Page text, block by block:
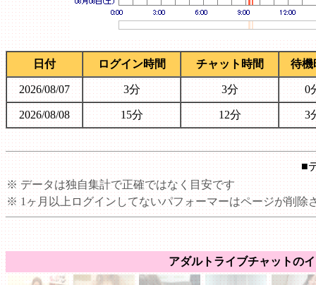
日付 ログイン時間 チャット時間 待機
2026/08/07 3分 3分 0
2026/08/08 15分 12分 3
■
※ データは独自集計で正確ではなく目安です
※ 1ヶ月以上ログインしてないパフォーマーはページが削除
アダルトライブチャットの